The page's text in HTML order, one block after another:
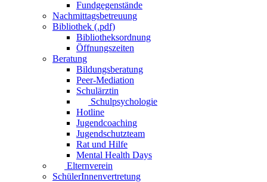
Fundgegenstände
Nachmittagsbetreuung
Bibliothek (.pdf)
Bibliotheksordnung
Öffnungszeiten
Beratung
Bildungsberatung
Peer-Mediation
Schulärztin
Schulpsychologie
Hotline
Jugendcoaching
Jugendschutzteam
Rat und Hilfe
Mental Health Days
Elternverein
SchülerInnenvertretung